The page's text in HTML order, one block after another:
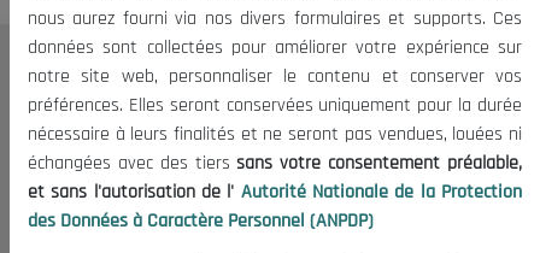
Le CNESE
A Propos
Le président
Organisation
Publications
nous aurez fourni via nos divers formulaires et supports. Ces
données sont collectées pour améliorer votre expérience sur
notre site web, personnaliser le contenu et conserver vos
préférences. Elles seront conservées uniquement pour la durée
nécessaire à leurs finalités et ne seront pas vendues, louées ni
échangées avec des tierssans votre consentement préalable,
et sans l'autorisation de l' Autorité Nationale de la Protection
des Données à Caractère Personnel (ANPDP)